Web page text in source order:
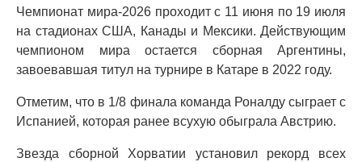
Чемпионат мира-2026 проходит с 11 июня по 19 июля
на стадионах США, Канады и Мексики. Действующим
чемпионом мира остается сборная Аргентины,
завоевавшая титул на турнире в Катаре в 2022 году.
Отметим, что в 1/8 финала команда Роналду сыграет с
Испанией, которая ранее всухую обыграла Австрию.
Звезда сборной Хорватии установил рекорд всех